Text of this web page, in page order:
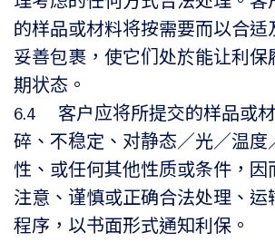
理考虑的任何方式合法处理。客
的样品或材料将按需要而以合适
妥善包裹，使它们处於能让利保
期状态。
6.4 客户应将所提交的样品或
碎、不稳定、对静态／光／温度
性、或任何其他性质或条件，因
注意、谨慎或正确合法处理、
程序，以书面形式通知利保。